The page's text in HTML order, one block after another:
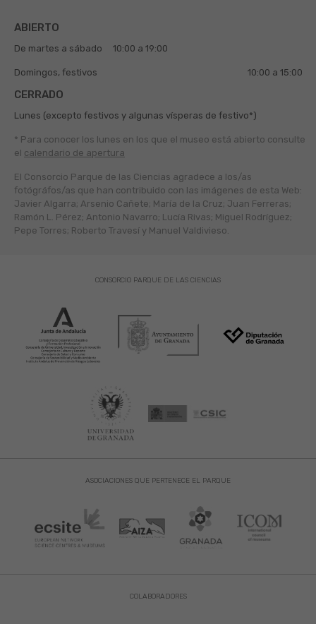
ABIERTO
De martes a sábado 10:00 a 19:00
Domingos, festivos 10:00 a 15:00
CERRADO
Lunes (excepto festivos y algunas vísperas de festivo*)
* Para conocer los lunes en los que el museo está abierto consulte
el calendario de apertura
El Consorcio Parque de las Ciencias agradece a los/as
fotógráfos/as que han contribuido con las imágenes de esta Web:
Javier Algarra; Arsenio Cañete; María de la Cruz; Juan Ferreras;
Ramón L. Pérez; Antonio Navarro; Lucía Rivas; Miguel Rodríguez;
Pepe Torres; Roberto Travesí y Manuel Valdivieso.
ASOCIACIONES QUE PERTENECE EL PARQUE
CONSORCIO PARQUE DE LAS CIENCIAS
COLABORADORES